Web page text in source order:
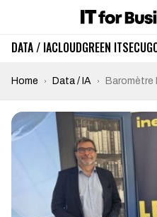
DATA / IACLOUDGREEN ITSECU
Home Data / IA Baromètre